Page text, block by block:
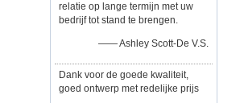
relatie op lange termijn met uw
bedrijf tot stand te brengen.
—— Ashley Scott-De V.S.
Dank voor de goede kwaliteit,
goed ontwerp met redelijke prijs